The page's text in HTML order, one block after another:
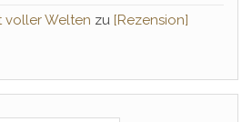
voller Welten zu [Rezension]